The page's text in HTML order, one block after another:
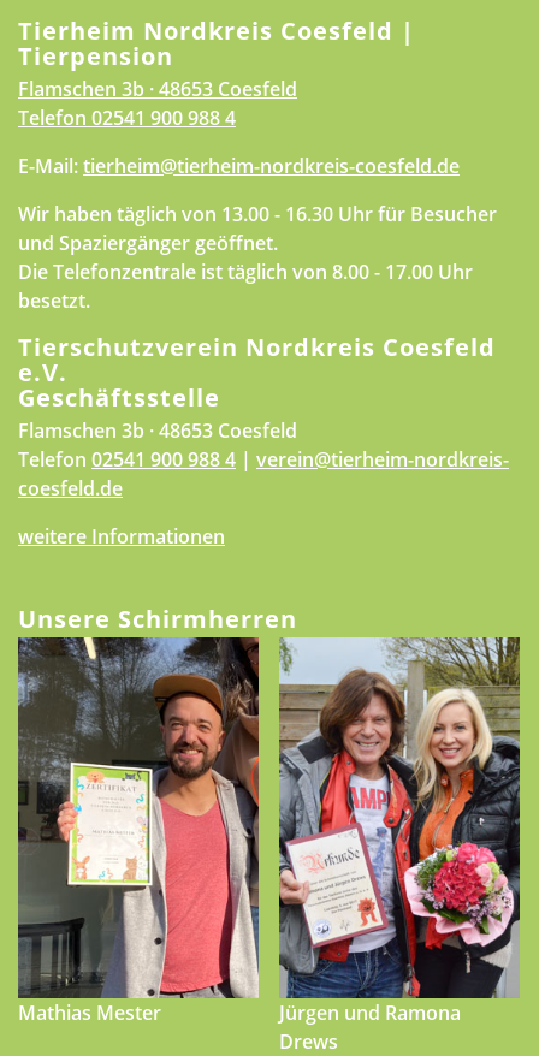
Tierheim Nordkreis Coesfeld |
Tierpension
Flamschen 3b · 48653 Coesfeld
Telefon 02541 900 988 4
E-Mail:tierheim@tierheim-nordkreis-coesfeld.de
Wir haben täglich von 13.00 - 16.30 Uhr für Besucher
und Spaziergänger geöffnet.
Die Telefonzentrale ist täglich von 8.00 - 17.00 Uhr
besetzt.
Tierschutzverein Nordkreis Coesfeld
e.V.
Geschäftsstelle
Flamschen 3b · 48653 Coesfeld
Telefon 02541 900 988 4 | verein@tierheim-nordkreis-
coesfeld.de
weitere Informationen
Unsere Schirmherren
Mathias Mester
Jürgen und Ramona
Drews